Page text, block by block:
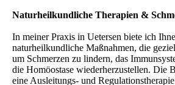
Naturheilkundliche Therapien &
In meiner Praxis in Uetersen biete ich
naturheilkundliche Maßnahmen, die
um Schmerzen zu lindern, das
die Homöostase wiederherzustellen. Die
eine Ausleitungs- und